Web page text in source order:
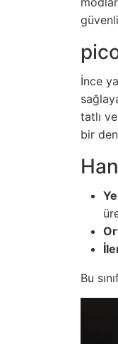
İnce
tatlı
bir
Bu